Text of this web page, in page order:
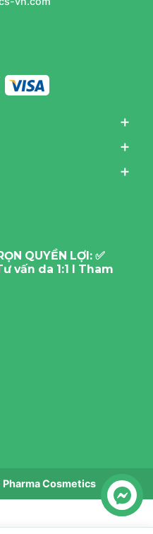
QUYỀN LỢI: ✅
vấn da 1:1 I Tham
Pharma Cosmetics